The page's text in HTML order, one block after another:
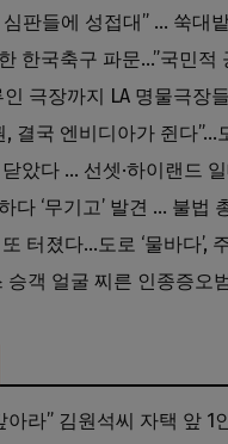
승객 얼굴 찌른 인종증오